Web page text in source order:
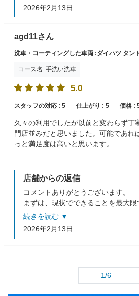
2026年2月13日
agd11さん
洗車・コーティングした車両 :ダイハツ タン
コース名 :手洗い洗車
5.0
スタッフの対応 : 5 仕上がり : 5 価格 :
久々の利用でしたが以前と変わらず丁
門店並みだと思いました。可能であれ
っと満足度は高いと思います。
店舗からの返信
コメントありがとうございます。
まずは、現状でできることを最大
ります。
新たなご意見、誠にありがとうござ
次回のご来店もお待ちしております
続きを読む ▼
2026年2月13日
1/6